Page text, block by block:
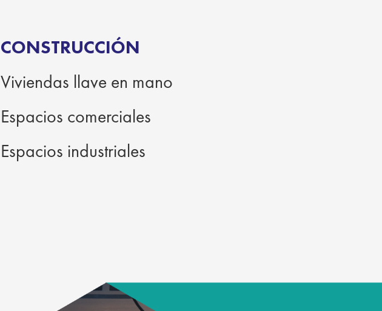
CONSTRUCCIÓN
Viviendas llave en mano
Espacios comerciales
Espacios industriales